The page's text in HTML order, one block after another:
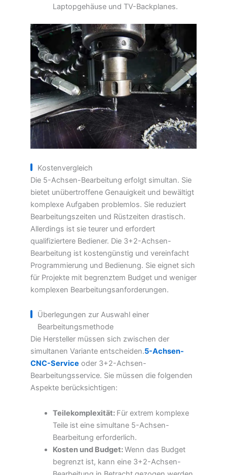
Laptopgehäuse und TV-Backplanes.
Kostenvergleich
Die 5-Achsen-Bearbeitung erfolgt simultan. Sie
bietet unübertroffene Genauigkeit und bewältigt
komplexe Aufgaben problemlos. Sie reduziert
Bearbeitungszeiten und Rüstzeiten drastisch.
Allerdings ist sie teurer und erfordert
qualifiziertere Bediener. Die 3+2-Achsen-
Bearbeitung ist kostengünstig und vereinfacht
Programmierung und Bedienung. Sie eignet sich
für Projekte mit begrenztem Budget und weniger
komplexen Bearbeitungsanforderungen.
Überlegungen zur Auswahl einer
Bearbeitungsmethode
Die Hersteller müssen sich zwischen der
simultanen Variante entscheiden.5-Achsen-
CNC-Service oder 3+2-Achsen-
Bearbeitungsservice. Sie müssen die folgenden
Aspekte berücksichtigen:
Teilekomplexität: Für extrem komplexe
Teile ist eine simultane 5-Achsen-
Bearbeitung erforderlich.
Kosten und Budget:Wenn das Budget
begrenzt ist, kann eine 3+2-Achsen-